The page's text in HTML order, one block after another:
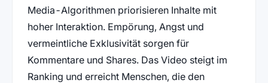
Media-Algorithmen priorisieren Inhalte mit
hoher Interaktion. Empörung, Angst und
vermeintliche Exklusivität sorgen für
Kommentare und Shares. Das Video steigt im
Ranking und erreicht Menschen, die den